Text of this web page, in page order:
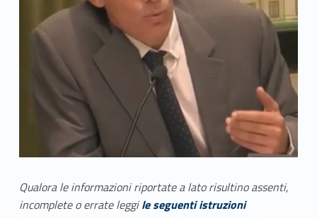
Qualora le informazioni riportate a lato risultino assenti,
incomplete o errate leggile seguenti istruzioni